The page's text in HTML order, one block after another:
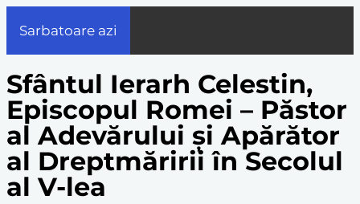
Sarbatoare azi
Sfântul Ierarh Celestin,
Episcopul Romei – Păstor
al Adevărului și Apărător
al Dreptmăririi în Secolul
al V-lea